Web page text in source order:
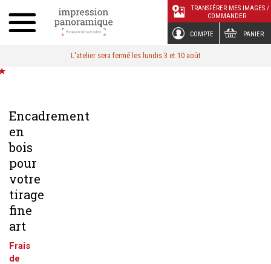
COMPTE PANIER
TRANSFÉRER MES IMAGES /
COMMANDER
L'atelier sera fermé les lundis 3 et 10 août
Encadrement
en
bois
pour
votre
tirage
fine
art
Frais
de